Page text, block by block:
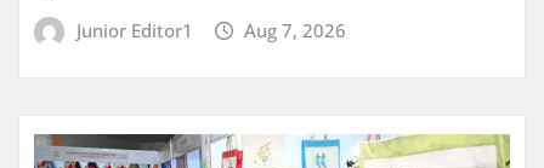
Junior Editor1 Aug 7, 2026